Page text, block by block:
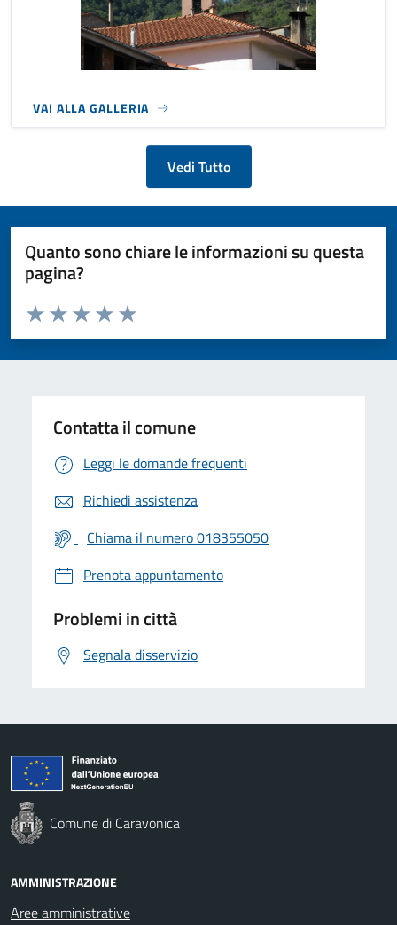
VAI ALLA GALLERIA
Vedi Tutto
Quanto sono chiare le informazioni su questa
pagina?
Valuta da 1 a 5 stelle la pagina
Valuta 5 stelle su 5
Valuta 4 stelle su 5
Valuta 3 stelle su 5
Valuta 2 stelle su 5
Valuta 1 stelle su 5
Contatta il comune
Leggi le domande frequenti
Richiedi assistenza
Chiama il numero 018355050
Prenota appuntamento
Problemi in città
Segnala disservizio
Comune di Caravonica
AMMINISTRAZIONE
Aree amministrative